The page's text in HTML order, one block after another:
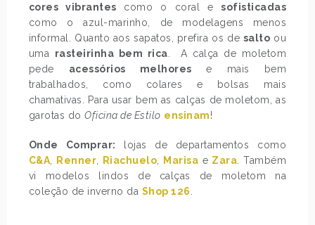
cores vibrantes como o coral esofisticadas
como o azul-marinho, de modelagens menos
informal. Quanto aos sapatos, prefira os de salto ou
uma rasteirinha bem rica . A calça de moletom
pede acessórios melhores e mais bem
trabalhados, como colares e bolsas mais
chamativas. Para usar bem as calças de moletom, as
garotas doOficina de Estilo ensinam!
Onde Comprar: lojas de departamentos como
C&A
Renner Riachuelo Marisa e Zara . Também
vi modelos lindos de calças de moletom na
coleção de inverno da Shop 126